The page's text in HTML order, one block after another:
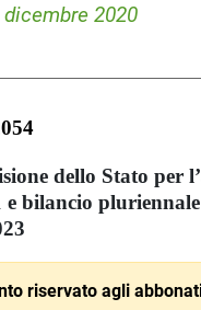
2020
dello Stato per
bilancio
riservato agli